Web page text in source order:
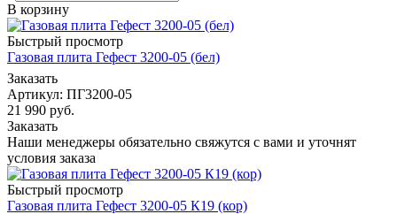
В корзину
Быстрый просмотр
Газовая плита Гефест 3200-05 (бел)
Заказать
Артикул: ПГ3200-05
21 990 руб.
Заказать
Наши менеджеры обязательно свяжутся с вами и уточнят
условия заказа
Быстрый просмотр
Газовая плита Гефест 3200-05 К19 (кор)